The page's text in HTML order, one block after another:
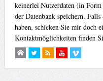
keinerlei Nutzerdaten (in
der Datenbank speichern.
haben, schicken Sie mir doch
Kontaktmöglichkeiten finden